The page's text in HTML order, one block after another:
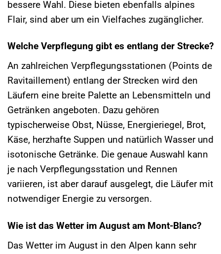
bessere Wahl. Diese bieten ebenfalls alpines
Flair, sind aber um ein Vielfaches zugänglicher.
Welche Verpflegung gibt es entlang der Strecke?
An zahlreichen Verpflegungsstationen (Points de
Ravitaillement) entlang der Strecken wird den
Läufern eine breite Palette an Lebensmitteln und
Getränken angeboten. Dazu gehören
typischerweise Obst, Nüsse, Energieriegel, Brot,
Käse, herzhafte Suppen und natürlich Wasser und
isotonische Getränke. Die genaue Auswahl kann
je nach Verpflegungsstation und Rennen
variieren, ist aber darauf ausgelegt, die Läufer mit
notwendiger Energie zu versorgen.
Wie ist das Wetter im August am Mont-Blanc?
Das Wetter im August in den Alpen kann sehr